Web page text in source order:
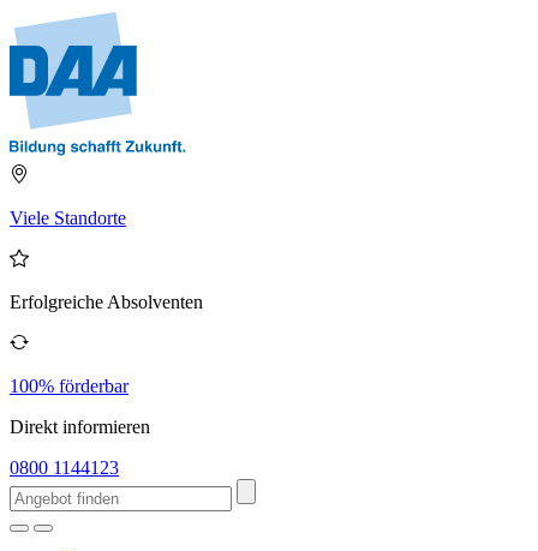
Viele Standorte
Erfolgreiche Absolventen
100% förderbar
Direkt informieren
0800 1144123